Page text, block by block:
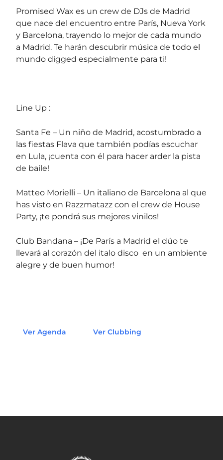
Promised Wax es un crew de DJs de Madrid
que nace del encuentro entre París, Nueva York
y Barcelona, trayendo lo mejor de cada mundo
a Madrid. Te harán descubrir música de todo el
mundo digged especialmente para ti!
Line Up :
Santa Fe – Un niño de Madrid, acostumbrado a
las fiestas Flava que también podías escuchar
en Lula, ¡cuenta con él para hacer arder la pista
de baile!
Matteo Morielli – Un italiano de Barcelona al que
has visto en Razzmatazz con el crew de House
Party, ¡te pondrá sus mejores vinilos!
Club Bandana – ¡De París a Madrid el dúo te
llevará al corazón del italo disco en un ambiente
alegre y de buen humor!
Ver Agenda Ver Clubbing